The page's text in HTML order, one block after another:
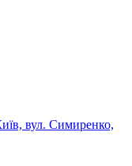
вул. Симиренко,